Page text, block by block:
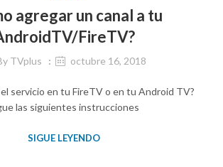
agregar un canal a tu
FireTV?
TVplus octubre 16, 2018
servicio en tu FireTV o en tu Android TV?
las siguientes instrucciones
SIGUE LEYENDO